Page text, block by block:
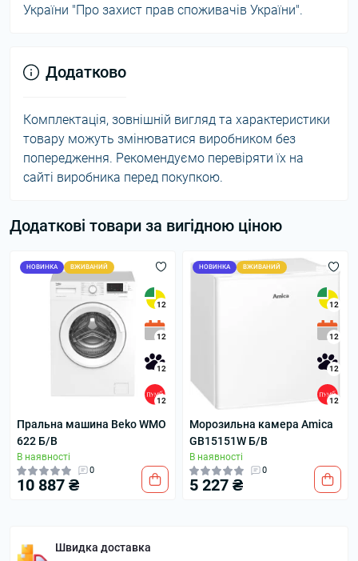
України "Про захист прав споживачів України".
Додатково
Комплектація, зовнішній вигляд та характеристики
товару можуть змінюватися виробником без
попередження. Рекомендуємо перевіряти їх на
сайті виробника перед покупкою.
Додаткові товари за вигідною ціною
НОВИНКА ВЖИВАНИЙ
12
12
12
12
Пральна машина Beko WMO
622 Б/В
В наявності
0
10 887 ₴
НОВИНКА ВЖИВАНИЙ
12
12
12
12
Морозильна камера Amica
GB15151W Б/В
В наявності
0
5 227 ₴
Швидка доставка